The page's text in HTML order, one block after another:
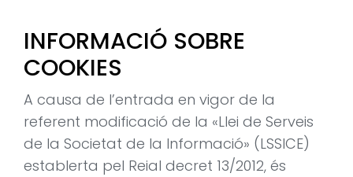
INFORMACIÓ SOBRE
COOKIES
A causa de l’entrada en vigor de la
referent modificació de la «Llei de Serveis
de la Societat de la Informació» (LSSICE)
establerta pel Reial decret 13/2012, és